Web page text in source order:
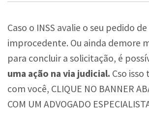
Caso o INSS avalie o seu pedido
improcedente. Ou ainda demore
para concluir a solicitação, é
uma ação na via judicial. Cso
com você, CLIQUE NO BANNER
COM UM ADVOGADO